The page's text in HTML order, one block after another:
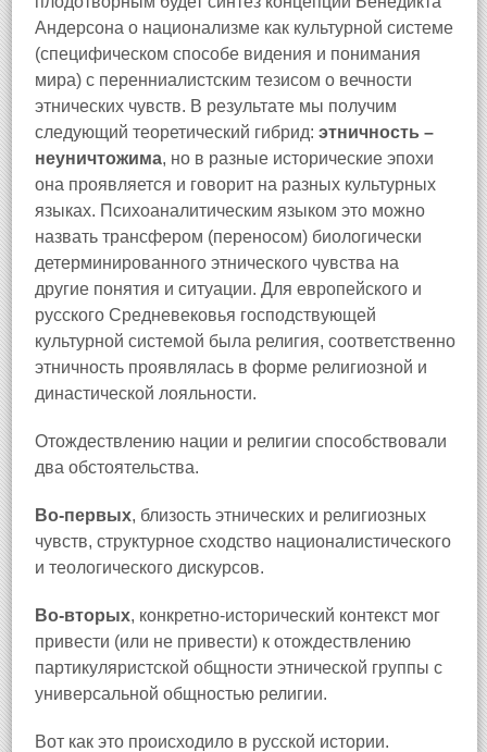
Андерсона о национализме как культурной системе
(специфическом способе видения и понимания
мира) с перенниалистским тезисом о вечности
этнических чувств. В результате мы получим
следующий теоретический гибрид: этничность –
неуничтожима, но в разные исторические эпохи
она проявляется и говорит на разных культурных
языках. Психоаналитическим языком это можно
назвать трансфером (переносом) биологически
детерминированного этнического чувства на
другие понятия и ситуации. Для европейского и
русского Средневековья господствующей
культурной системой была религия, соответственно
этничность проявлялась в форме религиозной и
династической лояльности.
Отождествлению нации и религии способствовали
два обстоятельства.
Во-первых, близость этнических и религиозных
чувств, структурное сходство националистического
и теологического дискурсов.
Во-вторых, конкретно-исторический контекст мог
привести (или не привести) к отождествлению
партикуляристской общности этнической группы с
универсальной общностью религии.
Вот как это происходило в русской истории.